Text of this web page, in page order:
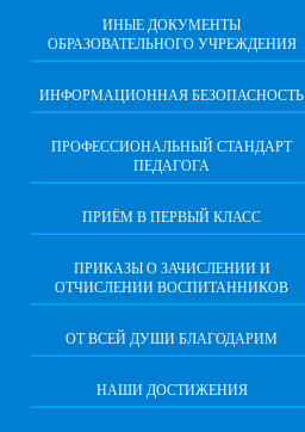
ИНЫЕ ДОКУМЕНТЫ
ОБРАЗОВАТЕЛЬНОГО УЧРЕЖДЕНИЯ
ИНФОРМАЦИОННАЯ БЕЗОПАСНОСТЬ
ПРОФЕССИОНАЛЬНЫЙ СТАНДАРТ
ПЕДАГОГА
ПРИЁМ В ПЕРВЫЙ КЛАСС
ПРИКАЗЫ О ЗАЧИСЛЕНИИ И
ОТЧИСЛЕНИИ ВОСПИТАННИКОВ
ОТ ВСЕЙ ДУШИ БЛАГОДАРИМ
НАШИ ДОСТИЖЕНИЯ